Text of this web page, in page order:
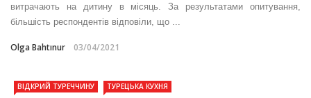
витрачають на дитину в місяць. За результатами опитування,
більшість респондентів відповіли, що ...
Olga Bahtınur 03/04/2021
ВІДКРИЙ ТУРЕЧЧИНУ ТУРЕЦЬКА КУХНЯ